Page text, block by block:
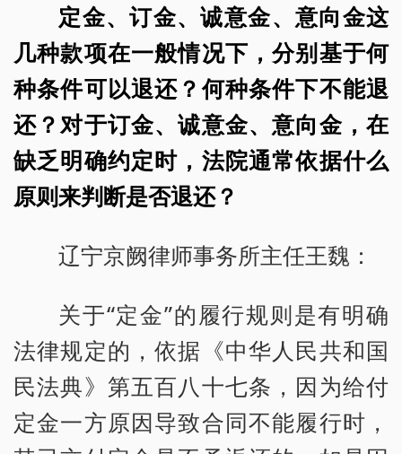
定金、订金、诚意金、意向金这
几种款项在一般情况下，分别基于何
种条件可以退还？何种条件下不能退
还？对于订金、诚意金、意向金，在
缺乏明确约定时，法院通常依据什么
原则来判断是否退还？
辽宁京阙律师事务所主任王魏：
关于“定金”的履行规则是有明确
法律规定的，依据《中华人民共和国
民法典》第五百八十七条，因为给付
定金一方原因导致合同不能履行时，